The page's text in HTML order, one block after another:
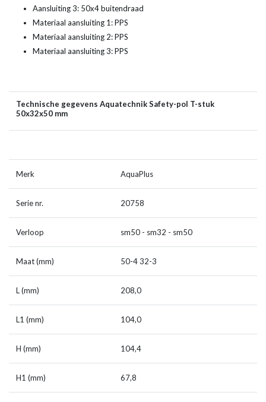
Aansluiting 3: 50x4 buitendraad
Materiaal aansluiting 1: PPS
Materiaal aansluiting 2: PPS
Materiaal aansluiting 3: PPS
Technische gegevens Aquatechnik Safety-pol T-stuk
50x32x50 mm
Merk AquaPlus
Serie nr. 20758
Verloop sm50 - sm32 - sm50
Maat (mm) 50-4 32-3
L (mm) 208,0
L1 (mm) 104,0
H (mm) 104,4
H1 (mm) 67,8